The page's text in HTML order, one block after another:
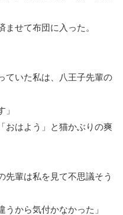
せて布団に入った。
ていた私は、八王子先輩の
おはよう」と猫かぶりの爽
輩は私を見て不思議そう
から気付かなかった」